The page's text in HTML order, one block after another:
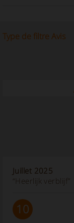
Type de filtre Avis
Juillet 2025
“Heerlijk verblijf”
10